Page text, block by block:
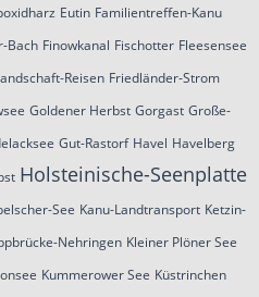
Eutin Familientreffen-Kanu
Bach Finowkanal Fischotter Fleesensee
Reisen Friedländer-Strom
Goldener Herbst Gorgast Große-
Gut-Rastorf Havel Havelberg
Holsteinische-Seenplatte
See Kanu-Landtransport Ketzin-
Nehringen Kleiner Plöner See
Kummerower See Küstrinchen